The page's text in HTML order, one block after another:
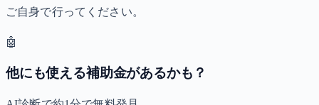
ご自身で行ってください。
🤖
他にも使える補助金があるかも？